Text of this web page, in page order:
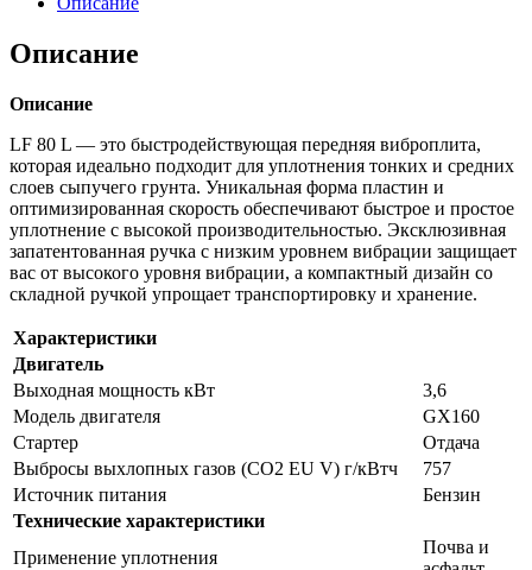
Описание
Описание
LF 80 L — это быстродействующая передняя виброплита,
которая идеально подходит для уплотнения тонких и средних
слоев сыпучего грунта. Уникальная форма пластин и
оптимизированная скорость обеспечивают быстрое и простое
уплотнение с высокой производительностью. Эксклюзивная
запатентованная ручка с низким уровнем вибрации защищает
вас от высокого уровня вибрации, а компактный дизайн со
складной ручкой упрощает транспортировку и хранение.
Характеристики
Двигатель
Выходная мощность кВт
3,6
Модель двигателя
GX160
Стартер
Отдача
Выбросы выхлопных газов (CO2 EU V) г/кВтч
757
Источник питания
Бензин
Технические характеристики
Применение уплотнения
Почва и